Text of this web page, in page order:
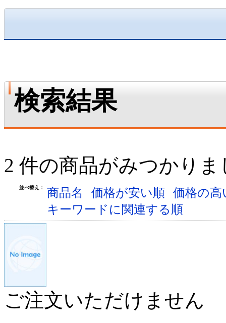
検索結果
2 件の商品がみつかりま
並べ替え： 商品名 価格が安い順 価格の
キーワードに関連する順
ご注文いただけません